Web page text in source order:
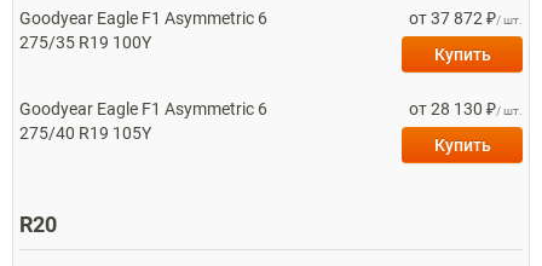
Goodyear Eagle F1 Asymmetric 6
275/35 R19 100Y
от 37 872 ₽/ шт.
Купить
Goodyear Eagle F1 Asymmetric 6
275/40 R19 105Y
от 28 130 ₽/ шт.
Купить
R20